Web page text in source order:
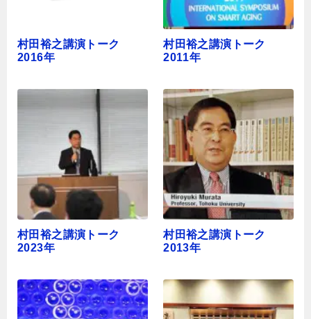
村田裕之講演トーク
2016年
村田裕之講演トーク
2011年
村田裕之講演トーク
2023年
村田裕之講演トーク
2013年